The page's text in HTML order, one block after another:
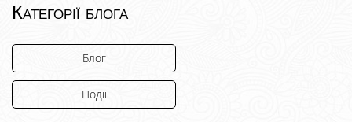
Категорії блога
Блог
Події